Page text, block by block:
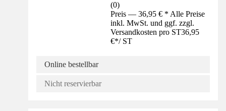
(0)
Preis — 36,95 € * Alle Preise
inkl. MwSt. und ggf. zzgl.
Versandkosten pro ST36,95
€*/ ST
Online bestellbar
Nicht reservierbar